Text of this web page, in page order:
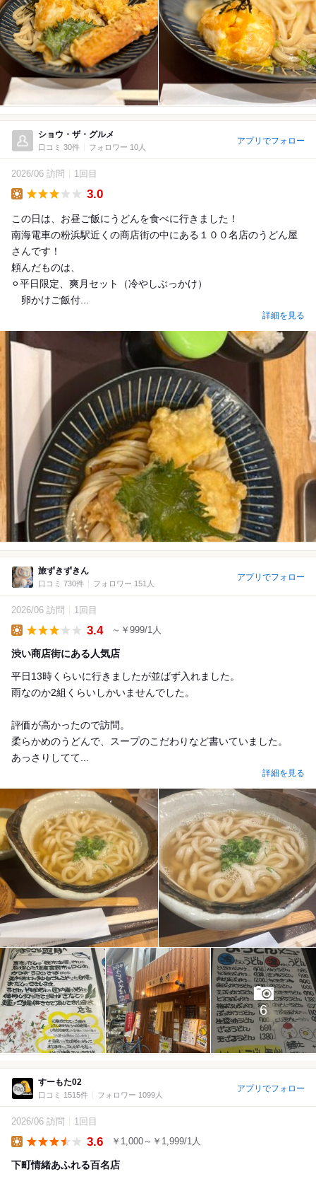
ショウ・ザ・グルメ
口コミ 30件 フォロワー 10人
アプリでフォロー
2026/06 訪問 1回目
3.0
この日は、お昼ご飯にうどんを食べに行きました！
南海電車の粉浜駅近くの商店街の中にある１００名店のうどん屋
さんです！
頼んだものは、
⚪︎平日限定、爽月セット（冷やしぶっかけ）
卵かけご飯付...
詳細を見る
旅ずきずきん
口コミ 730件 フォロワー 151人
アプリでフォロー
2026/06 訪問 1回目
3.4 ～￥999/1人
渋い商店街にある人気店
平日13時くらいに行きましたが並ばず入れました。
雨なのか2組くらいしかいませんでした。
評価が高かったので訪問。
柔らかめのうどんで、スープのこだわりなど書いていました。
あっさりしてて...
詳細を見る
6
すーもた02
口コミ 1515件 フォロワー 1099人
アプリでフォロー
2026/06 訪問 1回目
3.6 ￥1,000～￥1,999/1人
下町情緒あふれる百名店